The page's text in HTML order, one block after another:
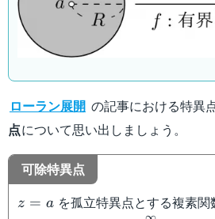
ローラン展開 の記事における特異
点について思い出しましょう。
可除特異点
z=a
z = aを孤立特異点とする複素関